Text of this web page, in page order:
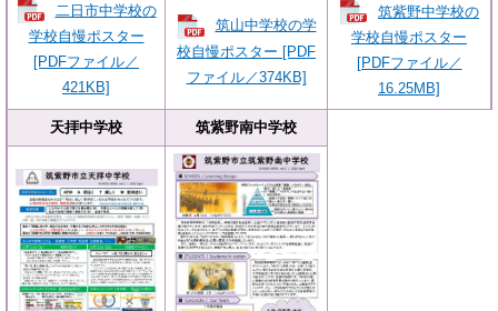
二日市中学校の
学校自慢ポスター
[PDFファイル／
421KB]
筑山中学校の学
校自慢ポスター [PDF
ファイル／374KB]
筑紫野中学校の
学校自慢ポスター
[PDFファイル／
16.25MB]
天拝中学校 筑紫野南中学校